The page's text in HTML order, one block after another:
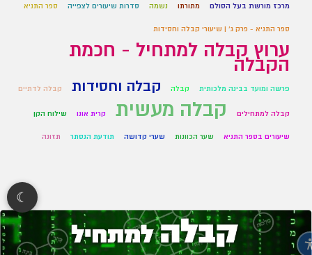
מרכז מורשת בעל הסולם מתורתו נשמה סדרות שיעורים לצפייה ספר התניא
ספר התניא - פרק ג' | שיעורי קבלה וחסידות
ערוץ קבלה למתחיל - חכמת
הקבלה
פרשה ומועד בבינה מלכותית קבלה קבלה וחסידות קבלה לדתיים
קבלה למתחילים קבלה מעשית קרית אונו שילוח הקן
שיעורים בספר התניא שער הכוונות שערי קדושה תודעת הנסתר תזונה
☾